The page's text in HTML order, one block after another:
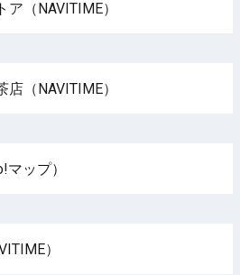
（NAVITIME）
（NAVITIME）
ップ）
）